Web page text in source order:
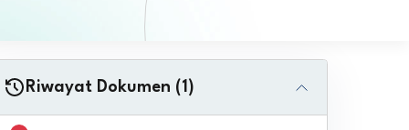
JDIH
Riwayat Dokumen (1)